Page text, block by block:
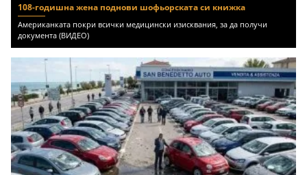
108-годишна жена поднови шофьорската си книжка
Американката покри всички медицински изисквания, за да получи
документа (ВИДЕО)